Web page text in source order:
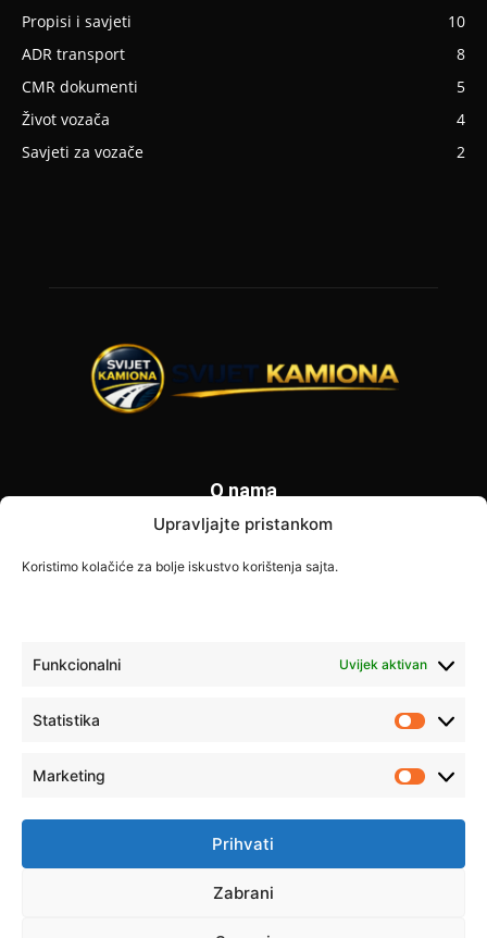
Upravljajte pristankom
Koristimo kolačiće za bolje iskustvo korištenja sajta.
Funkcionalni Uvijek aktivan
Statistika
Marketing
Prihvati
Zabrani
Propisi i savjeti
10
ADR transport
8
CMR dokumenti
5
Život vozača
4
Savjeti za vozače
2
O nama
kamiona i transportnoj industriji. Donosimo najnovije